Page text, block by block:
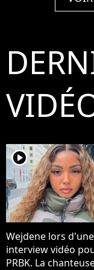
Womenswear
Photo by Marco
Piovanotto/
player2
Wejdene lors d'une
interview vidéo
PRBK. La